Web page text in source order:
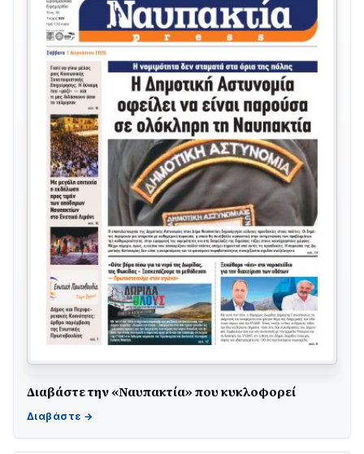
Διαβάστε την «Ναυπακτία» που κυκλοφορεί
ΤΟ ΠΑΡΤΥ ΣΥΝΕΧΙΖΕΤΑΙ…
05/08 • 08:41